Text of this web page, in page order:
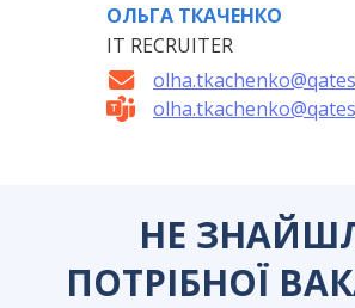
ОЛЬГА ТКАЧЕНКО
IT RECRUITER
НЕ
ПОТРІБНОЇ